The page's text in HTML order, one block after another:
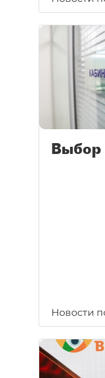
Выбор
Новости